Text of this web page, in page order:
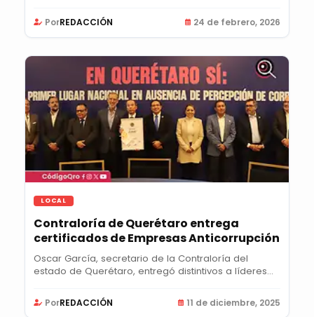
PorREDACCIÓN 24 de febrero, 2026
LOCAL
Contraloría de Querétaro entrega
certificados de Empresas Anticorrupción
Oscar García, secretario de la Contraloría del
estado de Querétaro, entregó distintivos a líderes...
PorREDACCIÓN 11 de diciembre, 2025